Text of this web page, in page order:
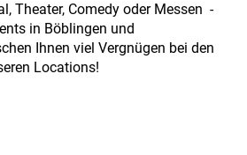
Theater, Comedy oder Messen -
in Böblingen und
Ihnen viel Vergnügen bei den
Locations!